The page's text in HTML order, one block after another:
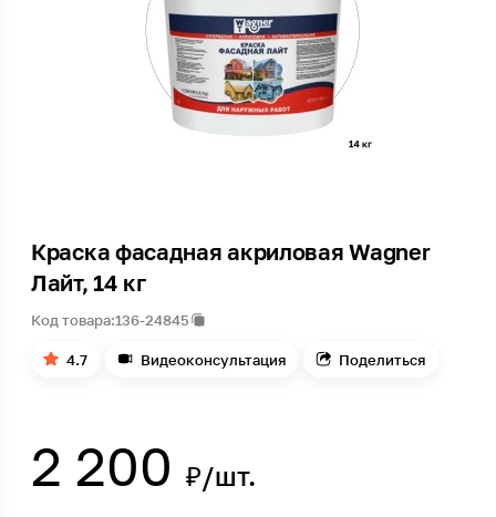
Краска фасадная акриловая Wagner
Лайт, 14 кг
Код товара:136-24845
4.7 Видеоконсультация Поделиться
2 200 ₽/шт.